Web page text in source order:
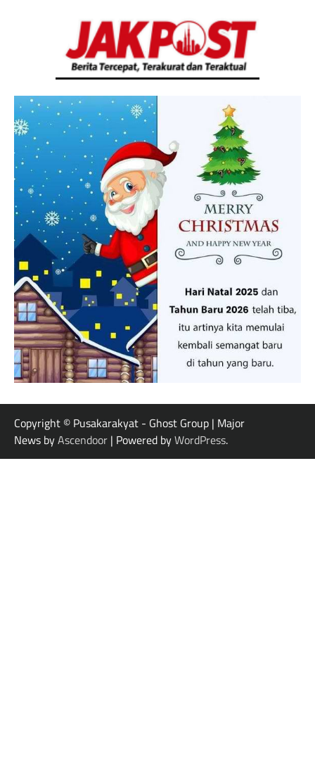
Copyright © Pusakarakyat - Ghost Group | Major
News byAscendoor | Powered byWordPress.